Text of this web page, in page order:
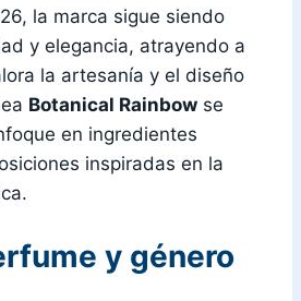
la marca sigue siendo
y elegancia, atrayendo a
la artesanía y el diseño
Botanical Rainbow se
en ingredientes
inspiradas en la
y género